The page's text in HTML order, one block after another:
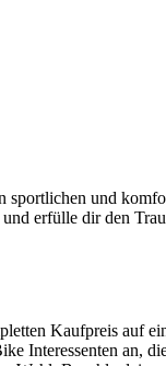
und
und erfülle dir den
Kaufpreis auf
Interessenten an,